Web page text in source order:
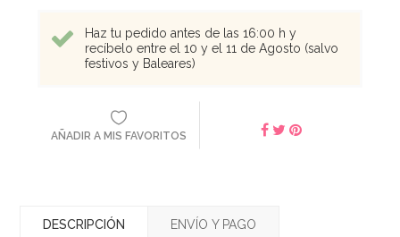
Haz tu pedido antes de las 16:00 h y
recíbelo entre el 10 y el 11 de Agosto (salvo
festivos y Baleares)
AÑADIR A MIS FAVORITOS
DESCRIPCIÓN ENVÍO Y PAGO